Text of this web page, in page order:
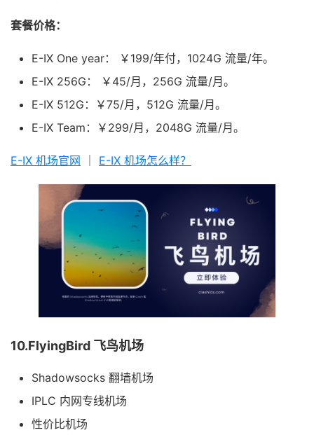
套餐价格：
E-IX One year： ￥199/年付，1024G 流量/年。
E-IX 256G： ￥45/月，256G 流量/月。
E-IX 512G：￥75/月，512G 流量/月。
E-IX Team：￥299/月，2048G 流量/月。
E-IX 机场官网 E-IX 机场怎么样？
10.FlyingBird 飞鸟机场
Shadowsocks 翻墙机场
IPLC 内网专线机场
性价比机场